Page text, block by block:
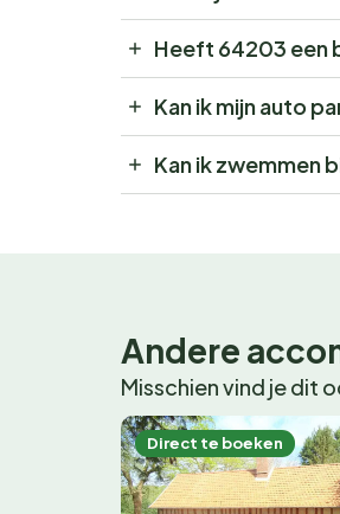
Heeft 64203 een
Kan ik mijn auto
Kan ik zwemmen
Andere
Misschien vind je dit
Direct te boeken